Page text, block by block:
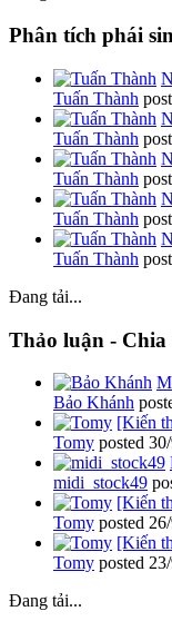
Phân tích phái
Tuấn Thành
Tuấn Thành
Tuấn Thành
Tuấn Thành
Tuấn Thành
Đang tải...
Thảo luận - Chia
Bảo Khánh
[Kiến
Tomy posted
midi_stock49
[Kiến
Tomy posted
[Kiến
Tomy posted
Đang tải...